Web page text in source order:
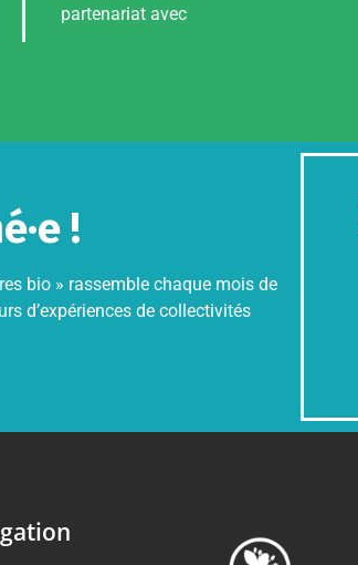
partenariat avec
!
bio » rassemble chaque mois de
d’expériences de collectivités